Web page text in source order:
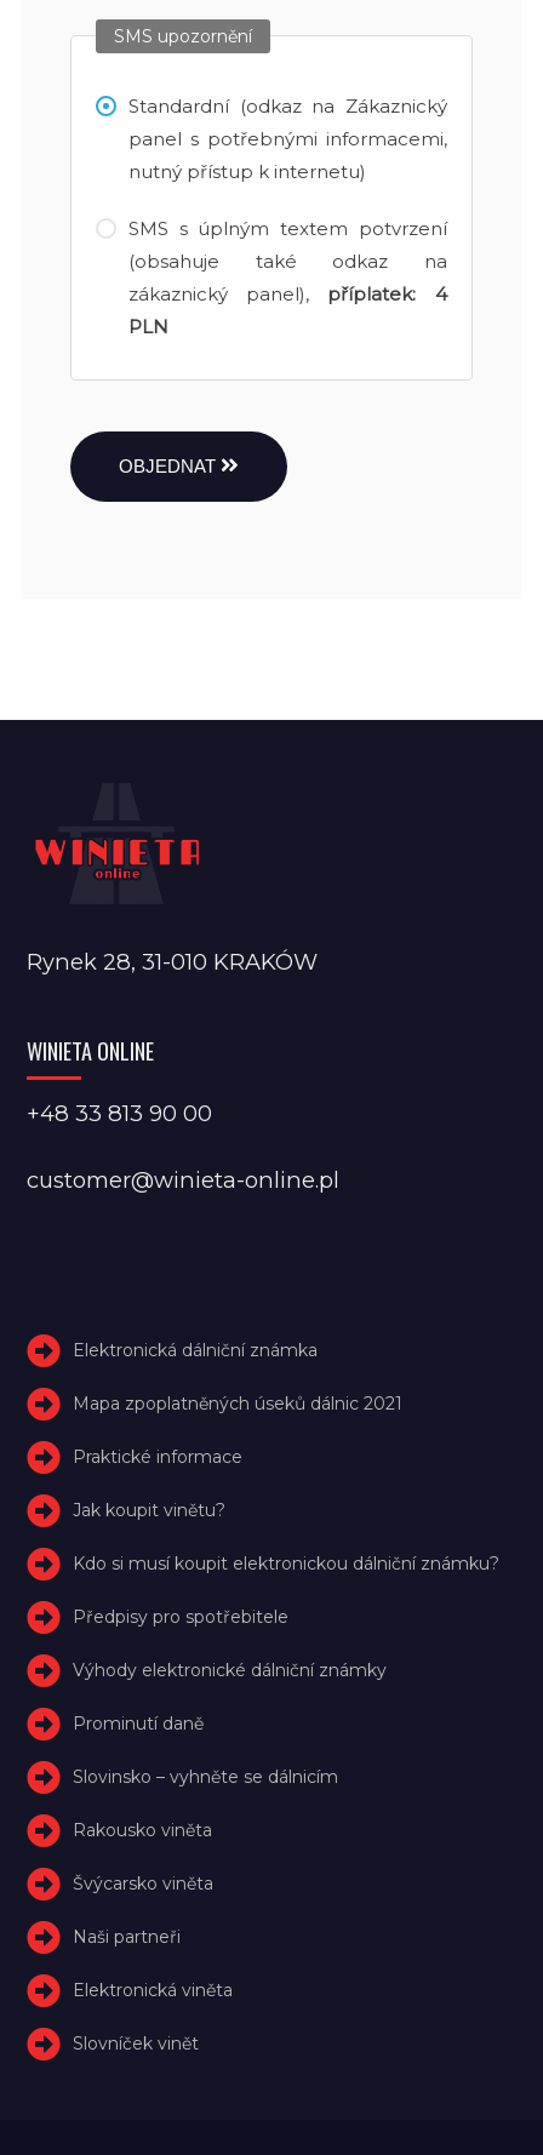
SMS upozornění
Standardní (odkaz na Zákaznický
panel s potřebnými informacemi,
nutný přístup k internetu)
SMS s úplným textem potvrzení
(obsahuje také odkaz na
zákaznický panel), příplatek: 4
PLN
OBJEDNAT
Rynek 28, 31-010 KRAKÓW
WINIETA ONLINE
+48 33 813 90 00
customer@winieta-online.pl
Elektronická dálniční známka
Mapa zpoplatněných úseků dálnic 2021
Praktické informace
Jak koupit vinětu?
Kdo si musí koupit elektronickou dálniční známku?
Předpisy pro spotřebitele
Výhody elektronické dálniční známky
Prominutí daně
Slovinsko – vyhněte se dálnicím
Rakousko viněta
Švýcarsko viněta
Naši partneři
Elektronická viněta
Slovníček vinět